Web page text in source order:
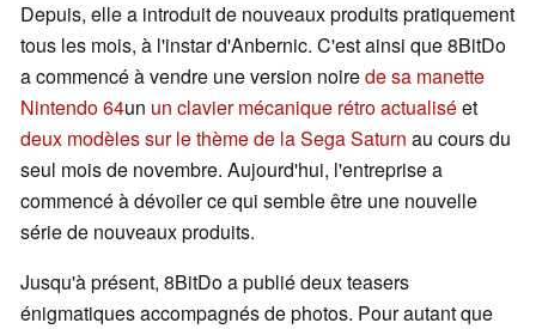
Depuis, elle a introduit de nouveaux produits pratiquement
tous les mois, à l'instar d'Anbernic. C'est ainsi que 8BitDo
a commencé à vendre une version noirede sa manette
Nintendo 64un un clavier mécanique rétro actualiséet
deux modèles sur le thème de la Sega Saturn au cours du
seul mois de novembre. Aujourd'hui, l'entreprise a
commencé à dévoiler ce qui semble être une nouvelle
série de nouveaux produits.
Jusqu'à présent, 8BitDo a publié deux teasers
énigmatiques accompagnés de photos. Pour autant que